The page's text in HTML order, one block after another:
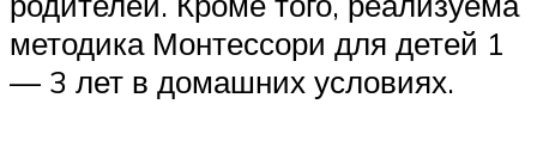
методика Монтессори для детей 1
— 3 лет в домашних условиях.